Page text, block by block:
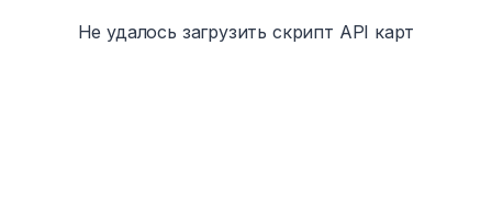
Не удалось загрузить скрипт API карт